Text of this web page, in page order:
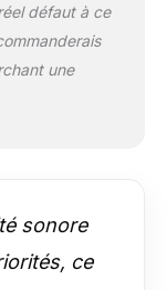
défaut à ce
une
sonore
ce